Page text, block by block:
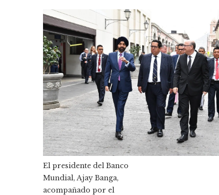
El presidente del Banco
Mundial, Ajay Banga,
acompañado por el